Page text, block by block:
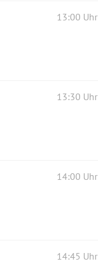
13:00 Uhr
13:30 Uhr
14:00 Uhr
14:45 Uhr